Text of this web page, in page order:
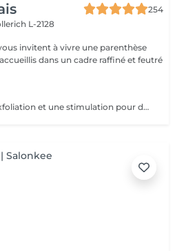
254
L-2128
invitent à vivre une parenthèse
Soin qui combien une exfoliation et une stimulation pour des lèvres douces et hydratées durant 10 jours. Plus souvent connu sous le non de Henna Lips, cette technique hydrate et pigmente les lèvres SANS utilisation d'aiguilles. Des lèvres traités, douces, lisses et repulpés sans douleur avec un effet Lip Sticks longue durée (de 12 à 72h). Avec un bon entretien survient une pigmentation progressive pour des lèvres gourmandes dès le réveil.